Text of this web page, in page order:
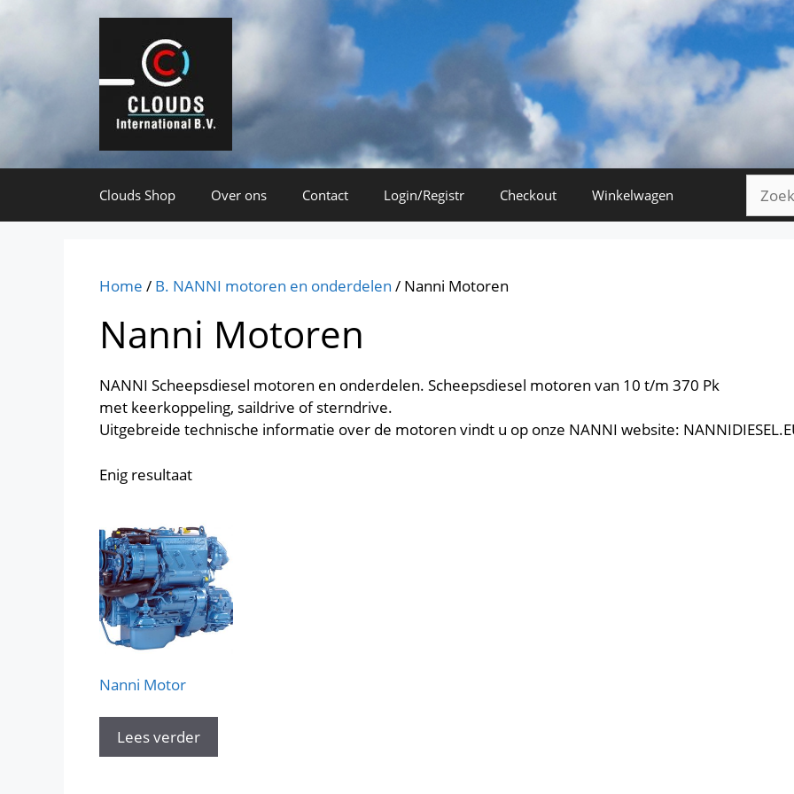
naar:
Clouds Shop Over ons Contact Login/Registr Checkout Winkelwagen
Home / B. NANNI motoren en onderdelen / Nanni Motoren
Nanni Motoren
NANNI Scheepsdiesel motoren en onderdelen. Scheepsdiesel motoren van 10 t/m 370 Pk
met keerkoppeling, saildrive of sterndrive.
Uitgebreide technische informatie over de motoren vindt u op onze NANNI website:
Enig resultaat
Nanni Motor
Lees verder